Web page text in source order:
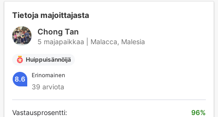
Tietoja majoittajasta
Chong Tan
5 majapaikkaa | Malacca, Malesia
Huippuisännöijä
8.6 Erinomainen
39 arviota
Vastausprosentti:
96%